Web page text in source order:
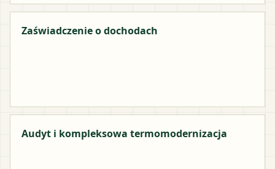
Zaświadczenie o dochodach
Audyt i kompleksowa termomodernizacja